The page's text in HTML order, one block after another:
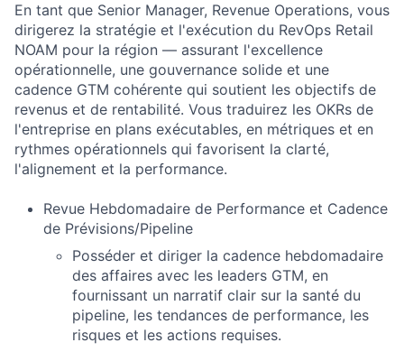
En tant que Senior Manager, Revenue Operations, vous
dirigerez la stratégie et l'exécution du RevOps Retail
NOAM pour la région — assurant l'excellence
opérationnelle, une gouvernance solide et une
cadence GTM cohérente qui soutient les objectifs de
revenus et de rentabilité. Vous traduirez les OKRs de
l'entreprise en plans exécutables, en métriques et en
rythmes opérationnels qui favorisent la clarté,
l'alignement et la performance.
Revue Hebdomadaire de Performance et Cadence
de Prévisions/Pipeline
Posséder et diriger la cadence hebdomadaire
des affaires avec les leaders GTM, en
fournissant un narratif clair sur la santé du
pipeline, les tendances de performance, les
risques et les actions requises.